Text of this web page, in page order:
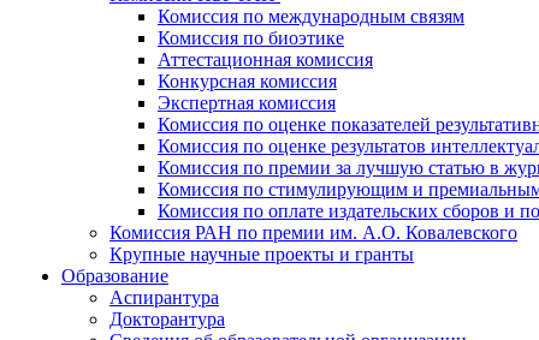
Комиссия по международным связям
Комиссия по биоэтике
Аттестационная комиссия
Конкурсная комиссия
Экспертная комиссия
Комиссия по оценке показателей
Комиссия по оценке результатов
Комиссия по премии за лучшую статью в
Комиссия по стимулирующим и
Комиссия по оплате издательских сборов и
Комиссия РАН по премии им. А.О. Ковалевского
Крупные научные проекты и гранты
Образование
Аспирантура
Докторантура